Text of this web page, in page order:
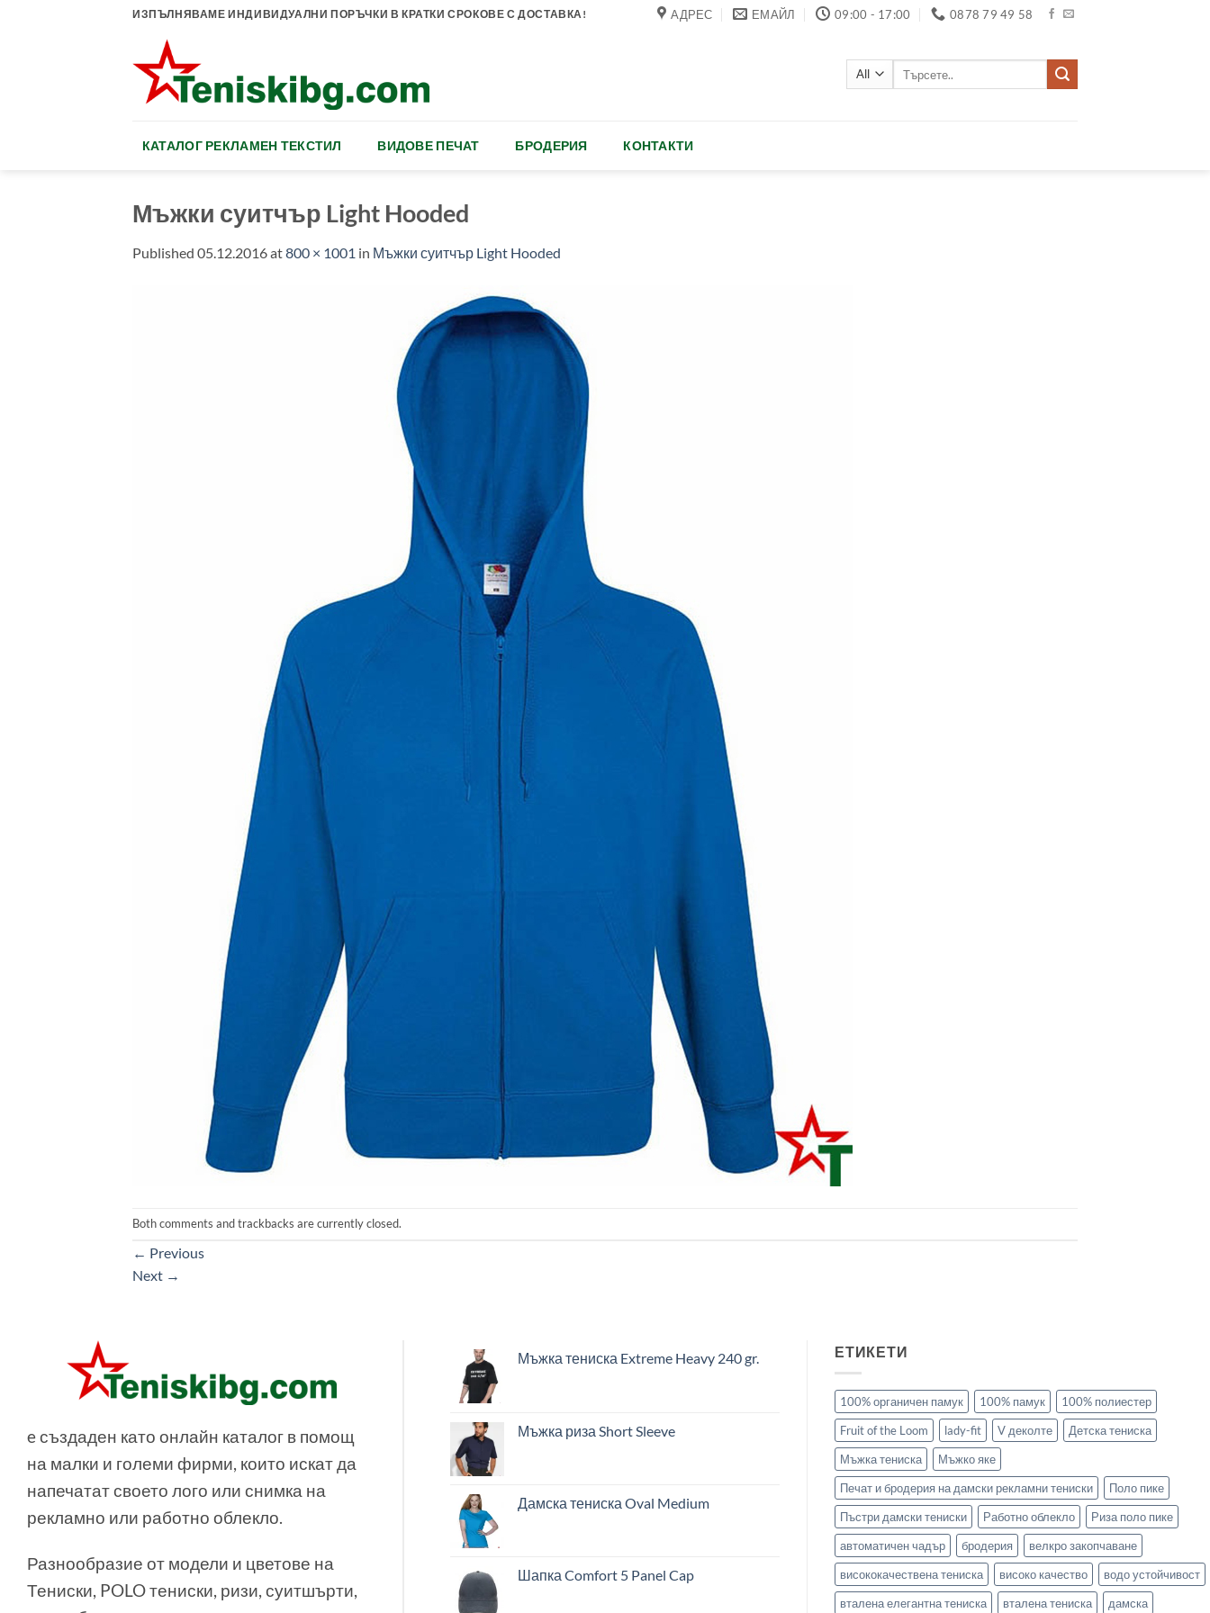
ИЗПЪЛНЯВАМЕ ИНДИВИДУАЛНИ ПОРЪЧКИ В КРАТКИ СРОКОВЕ С ДОСТАВКА! АДРЕС ЕМАЙЛ 09:00 - 17:00 0878 79 49 58
КАТАЛОГ РЕКЛАМЕН ТЕКСТИЛ ВИДОВЕ ПЕЧАТ БРОДЕРИЯ КОНТАКТИ
Мъжки суитчър Light Hooded
Published 05.12.2016at800 × 1001 in Мъжки суитчър Light Hooded
Both comments and trackbacks are currently closed.
← Previous
Next →
e създаден като онлайн каталог в помощ
на малки и големи фирми, които искат да
напечатат своето лого или снимка на
рекламно или работно облекло.
Разнообразие от модели и цветове на
Тениски, POLO тениски, ризи, суитшърти,
Мъжка тениска Extreme Heavy 240 gr.
Мъжка риза Short Sleeve
Дамска тениска Oval Medium
Шапка Comfort 5 Panel Cap
ЕТИКЕТИ
100% органичен памук 100% памук
100% полиестер
Fruit of the Loom
lady-fit V деколте
Детска тениска
Мъжка тениска
Мъжко яке
Печат и бродерия на дамски рекламни тениски
Поло пике
Пъстри дамски тениски
Работно облекло
Риза поло пике
автоматичен чадър
бродерия
велкро закопчаване
висококачествена тениска
високо качество
водо устойчивост
вталена елегантна тениска
вталена тениска дамска